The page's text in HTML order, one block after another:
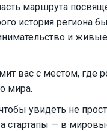
маршрута
история региона
и
вас с местом, где
мира.
увидеть не
а стартапы — в